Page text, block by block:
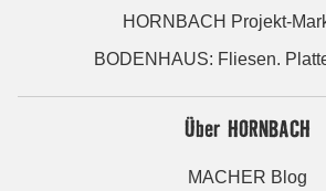
HORNBACH Projekt-
BODENHAUS: Fliesen.
Über HORNBACH
MACHER Blog